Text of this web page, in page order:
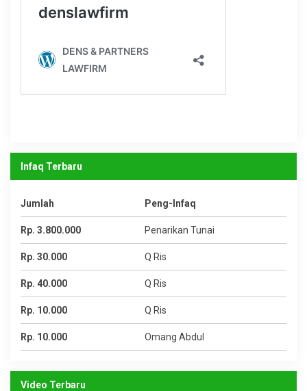
Infaq Terbaru
Jumlah Peng-Infaq
Rp. 3.800.000 Penarikan Tunai
Rp. 30.000 Q Ris
Rp. 40.000 Q Ris
Rp. 10.000 Q Ris
Rp. 10.000 Omang Abdul
Video Terbaru